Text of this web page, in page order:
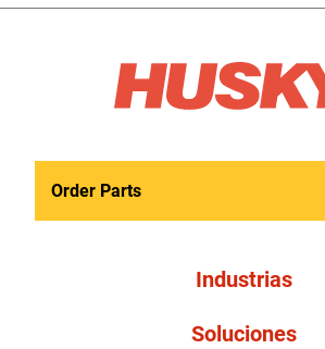
Order Parts
Industrias
Soluciones